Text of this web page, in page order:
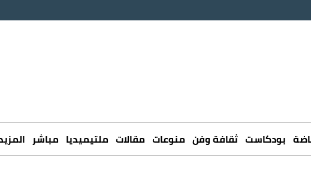
بودكاست ثقافة وفن منوعات مقالات ملتيميديا مباشر